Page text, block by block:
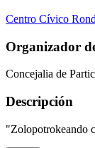
Centro Cívico
Organizador
Concejalia de
Descripción
"Zolopotrokeando